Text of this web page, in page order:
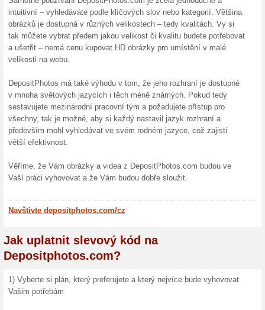
Skončené nabídky... (3x)
Více o
Nakupování na
Mnoho lidí v tvůrčí branži
své texty nebo výtvory
jak v tu chvíli získat jinak,
nejsou vázány právy.